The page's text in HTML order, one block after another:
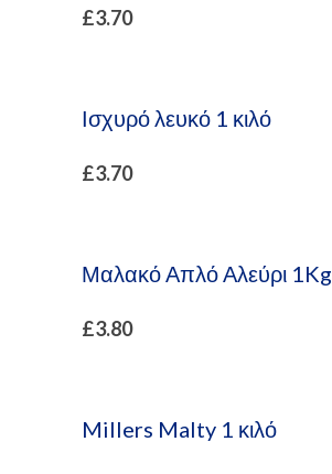
£3.70
Ισχυρό λευκό 1 κιλό
£3.70
Μαλακό Απλό Αλεύρι 1Kg
£3.80
Millers Malty 1 κιλό